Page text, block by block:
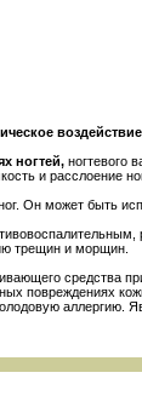
ногтей, ногтевого
и расслоение
Он может быть
трещин и морщин.
средства
повреждениях
аллергию.